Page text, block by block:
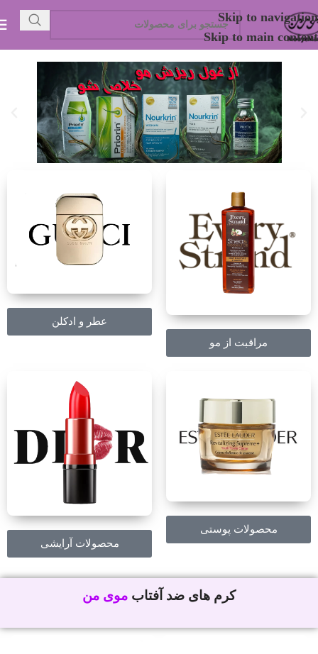
Skip to navigation
Skip to main content
مراقبت از مو
عطر و ادکلن
محصولات پوستی
محصولات آرایشی
کرم های ضد آفتاب moooyeman